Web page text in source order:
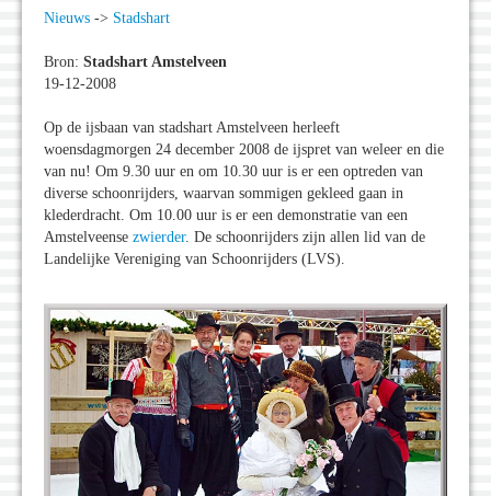
Nieuws -> Stadshart
Bron: Stadshart Amstelveen
19-12-2008
Op de ijsbaan van stadshart Amstelveen herleeft
woensdagmorgen 24 december 2008 de ijspret van weleer en die
van nu! Om 9.30 uur en om 10.30 uur is er een optreden van
diverse schoonrijders, waarvan sommigen gekleed gaan in
klederdracht. Om 10.00 uur is er een demonstratie van een
Amstelveense zwierder. De schoonrijders zijn allen lid van de
Landelijke Vereniging van Schoonrijders (LVS).